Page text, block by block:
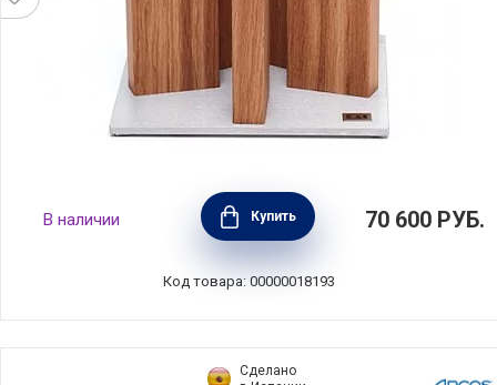
Блок для ножей Stonehenge 21x21x28 см,
материал сталь + дуб, Kai, Япония, STH-3
В наличии Купить 70 600 РУБ.
Код товара: 00000018193
Сделано